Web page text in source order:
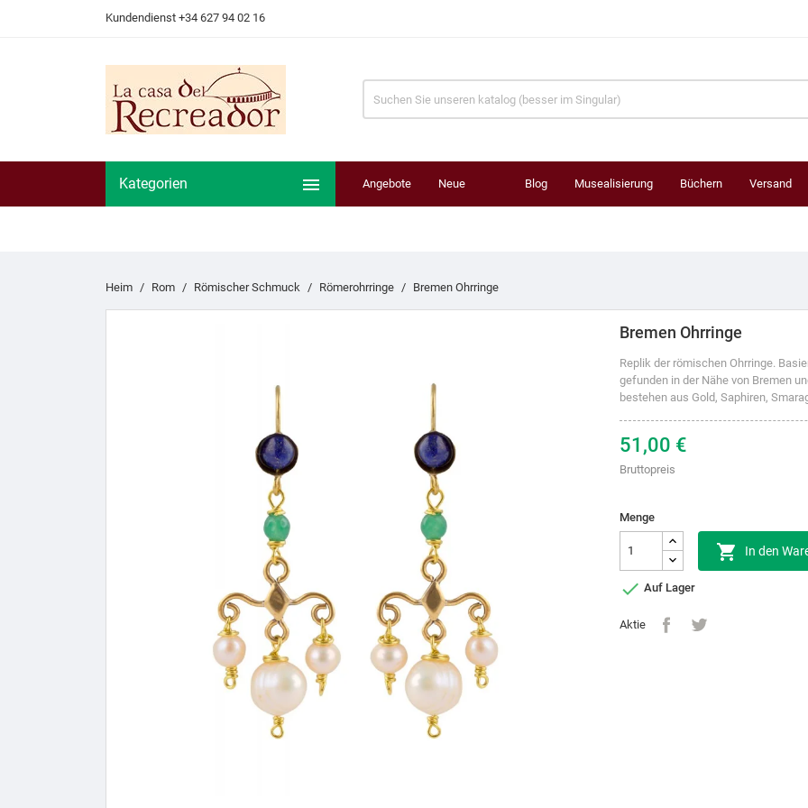
Kundendienst +34 627 94 02 16
Kategorien  Angebote Neue Blog Musealisierung Büchern Versand
Heim Rom Römischer Schmuck Römerohrringe Bremen Ohrringe
Bremen Ohrringe
Replik der römischen Ohrringe.
gefunden in der Nähe von Bremen
bestehen aus Gold, Saphiren,
51,00 €
Bruttopreis
Menge
 In den
 Auf Lager
Aktie